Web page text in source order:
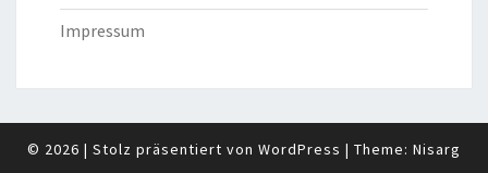
Impressum
© 2026 | Stolz präsentiert von WordPress | Theme: Nisarg